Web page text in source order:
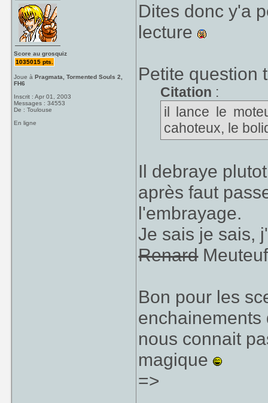
Score au grosquiz
1035015 pts.
Joue àPragmata, Tormented Souls 2,
FH6
Inscrit : Apr 01, 2003
Messages : 34553
De : Toulouse
En ligne
Dites donc y'a
lecture
Petite question
Citation :
il lance le
cahoteux, le
Il debraye
après faut
l'embrayage.
Je sais je sais,
Renard
Bon pour les
enchainements
nous connait
magique
=>